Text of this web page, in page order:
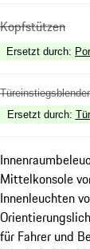
Kopfstützen
Ersetzt durch:
Ersetzt durch:
Mittelkonsole
Innenleuchten
für Fahrer und